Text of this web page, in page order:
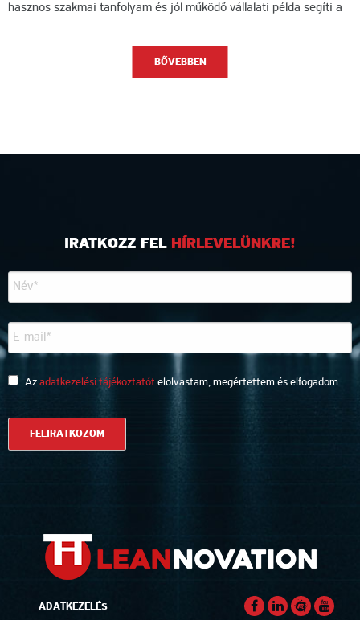
hasznos szakmai tanfolyam és jól működő vállalati példa segíti a
…
BŐVEBBEN
IRATKOZZ FEL HÍRLEVELÜNKRE!
Az adatkezelési tájékoztatót elolvastam, megértettem és elfogadom.
ADATKEZELÉS